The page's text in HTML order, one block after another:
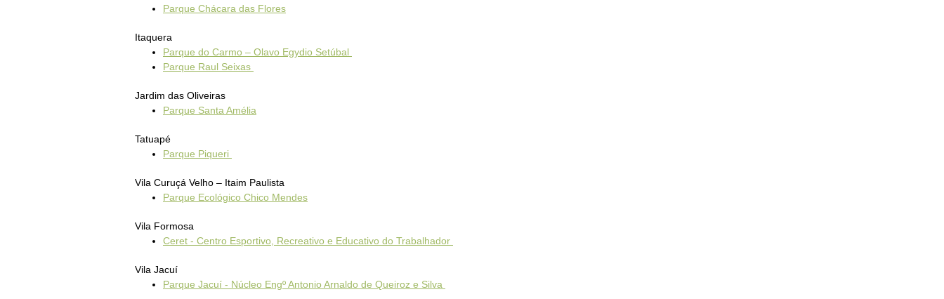
Parque Chácara das Flores
Itaquera
Parque do Carmo – Olavo Egydio Setúbal
Parque Raul Seixas
Jardim das Oliveiras
Parque Santa Amélia
Tatuapé
Parque Piqueri
Vila Curuçá Velho – Itaim Paulista
Parque Ecológico Chico Mendes
Vila Formosa
Ceret - Centro Esportivo, Recreativo e Educativo do Trabalhador
Vila Jacuí
Parque Jacuí - Núcleo Engº Antonio Arnaldo de Queiroz e Silva